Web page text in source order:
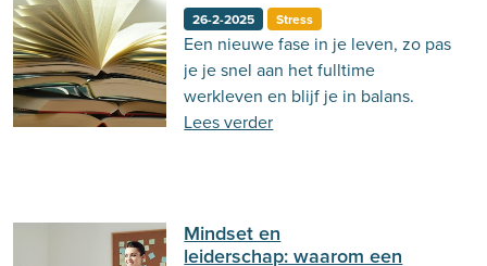
26-2-2025 Stress
Een nieuwe fase in je leven, zo pas
je je snel aan het fulltime
werkleven en blijf je in balans.
Lees verder
Mindset en
leiderschap: waarom een